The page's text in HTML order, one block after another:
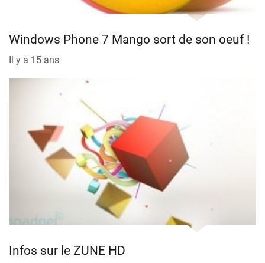
Windows Phone 7 Mango sort de son oeuf !
Il y a 15 ans
Infos sur le ZUNE HD